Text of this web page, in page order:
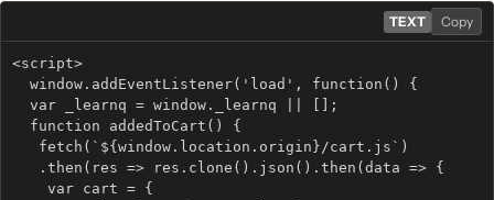
TEXT Copy
<script>
  window.addEventListener('load', function() {
  var _learnq = window._learnq || [];
  function addedToCart() {
   fetch(`${window.location.origin}/cart.js`)
   .then(res => res.clone().json().then(data => {
    var cart = {